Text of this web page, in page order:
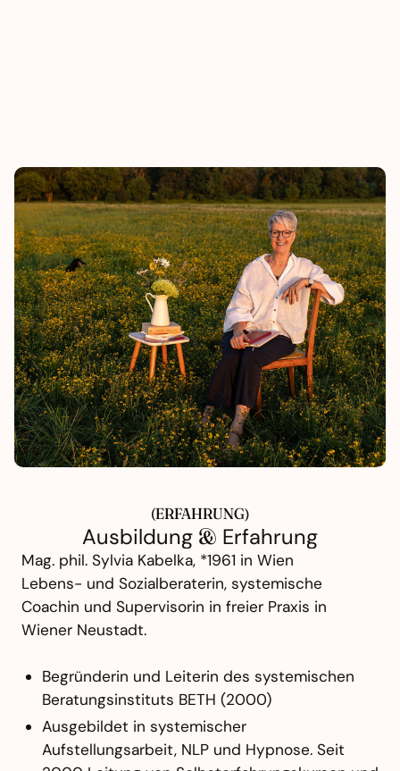
(ERFAHRUNG)
Ausbildung & Erfahrung
Mag. phil. Sylvia Kabelka, *1961 in Wien
Lebens- und Sozialberaterin, systemische
Coachin und Supervisorin in freier Praxis in
Wiener Neustadt.
Begründerin und Leiterin des systemischen
Beratungsinstituts BETH (2000)
Ausgebildet in systemischer
Aufstellungsarbeit, NLP und Hypnose. Seit